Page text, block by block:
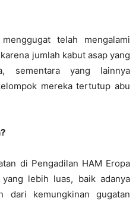
telah mengalami
jumlah kabut asap yang
sementara yang lainnya
mereka tertutup abu
di Pengadilan HAM Eropa
lebih luas, baik adanya
dari kemungkinan gugatan